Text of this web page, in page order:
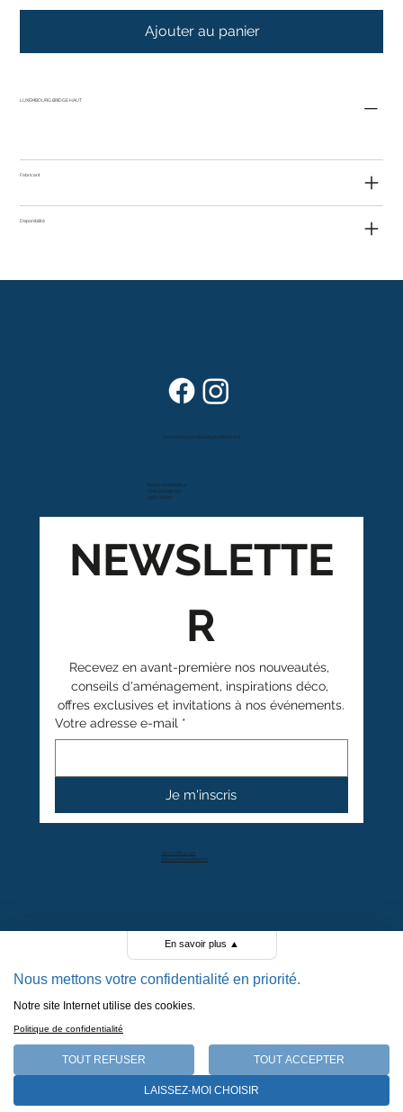
Ajouter au panier
LUXEMBOURG BRIDGE HAUT
Fabricant
Disponibilité
Route cantonale 4
Case postale 157
1963 Vétroz
POLITIQUE DE CONFIDENTIALITÉ
Dans vos foyers depuis plus de 80 ans
+41 27 766 40 40
info@anthamatten.ch
NEWSLETTE
R
Recevez en avant-première nos nouveautés,
conseils d'aménagement, inspirations déco,
offres exclusives et invitations à nos événements.
Votre adresse e-mail *
Je m'inscris
4.4
+ de 100 avis clients
En savoir plus ▲
Nous mettons votre confidentialité en priorité.
Notre site Internet utilise des cookies.
Politique de confidentialité
TOUT REFUSER TOUT ACCEPTER
LAISSEZ-MOI CHOISIR